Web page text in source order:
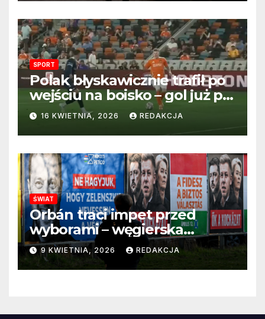
SPORT
Polak błyskawicznie trafił po
wejściu na boisko – gol już po
22 sekundach!
16 KWIETNIA, 2026 REDAKCJA
ŚWIAT
Orbán traci impet przed
wyborami – węgierska
propaganda przestaje
przekonywać
9 KWIETNIA, 2026 REDAKCJA